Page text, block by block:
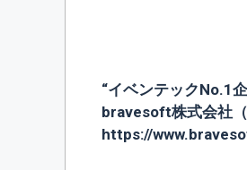
“イベンテックNo.1
bravesoft株式会社（
https://